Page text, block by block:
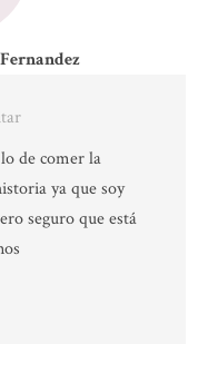
de comer la
ya que soy
seguro que está